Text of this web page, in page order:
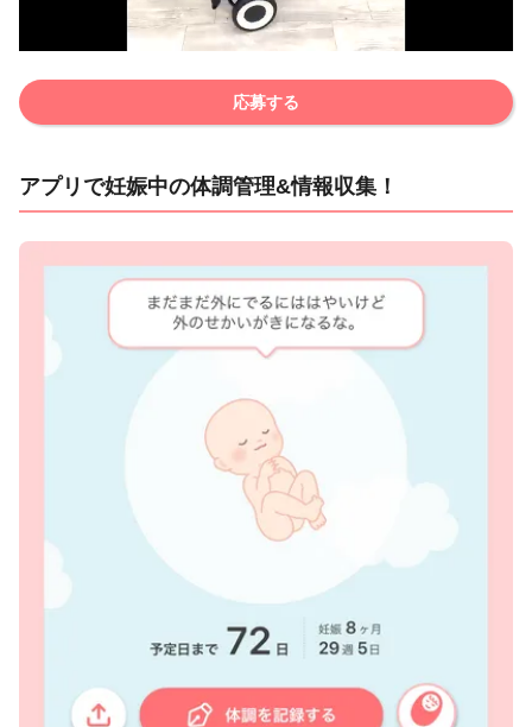
応募する
アプリで妊娠中の体調管理&情報収集！